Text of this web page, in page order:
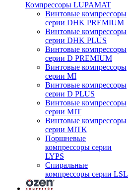
Компрессоры LUPAMAT
Винтовые компрессоры
серии DHK PREMIUM
Винтовые компрессоры
серии DHK PLUS
Винтовые компрессоры
серии D PREMIUM
Винтовые компрессоры
серии MI
Винтовые компрессоры
серии D PLUS
Винтовые компрессоры
серии MIT
Винтовые компрессоры
серии MITK
Поршневые
компрессоры серии
LYPS
Спиральные
компрессоры серии LSL